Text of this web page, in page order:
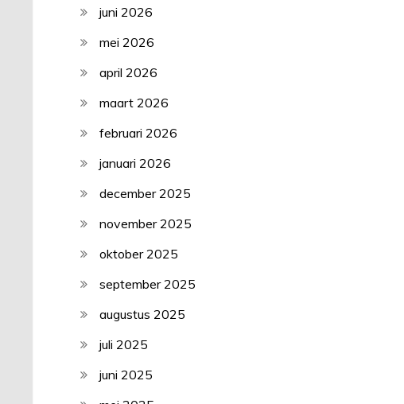
juni 2026
mei 2026
april 2026
maart 2026
februari 2026
januari 2026
december 2025
november 2025
oktober 2025
september 2025
augustus 2025
juli 2025
juni 2025